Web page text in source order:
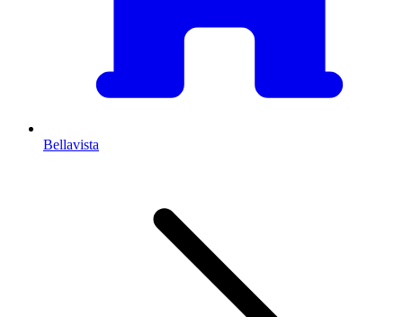
Bellavista